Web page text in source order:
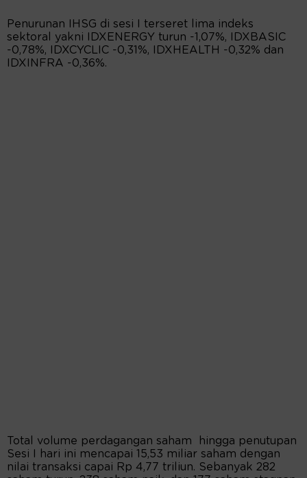
Penurunan IHSG di sesi I terseret lima indeks
sektoral yakni IDXENERGY turun -1,07%, IDXBASIC
-0,78%, IDXCYCLIC -0,31%, IDXHEALTH -0,32% dan
IDXINFRA -0,36%.
Total volume perdagangan saham hingga penutupan
Sesi I hari ini mencapai 15,53 miliar saham dengan
nilai transaksi capai Rp 4,77 triliun. Sebanyak 282